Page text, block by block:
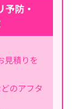
防・
見積りを
のアフタ